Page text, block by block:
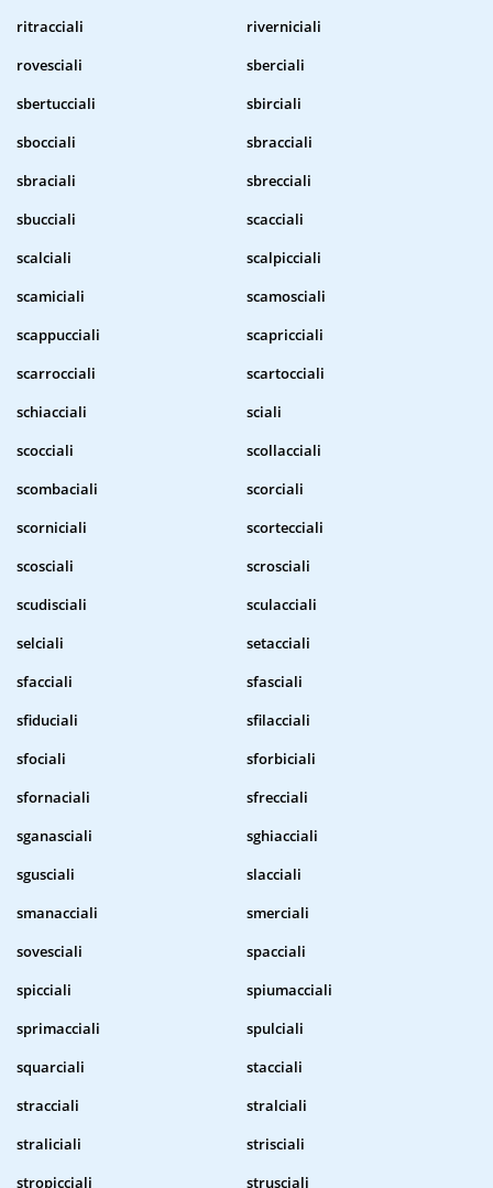
ritracciali
riverniciali
rovesciali
sberciali
sbertucciali
sbirciali
sbocciali
sbracciali
sbraciali
sbrecciali
sbucciali
scacciali
scalciali
scalpicciali
scamiciali
scamosciali
scappucciali
scapricciali
scarrocciali
scartocciali
schiacciali
sciali
scocciali
scollacciali
scombaciali
scorciali
scorniciali
scortecciali
scosciali
scrosciali
scudisciali
sculacciali
selciali
setacciali
sfacciali
sfasciali
sfiduciali
sfilacciali
sfociali
sforbiciali
sfornaciali
sfrecciali
sganasciali
sghiacciali
sgusciali
slacciali
smanacciali
smerciali
sovesciali
spacciali
spicciali
spiumacciali
sprimacciali
spulciali
squarciali
stacciali
stracciali
stralciali
straliciali
strisciali
stropicciali
strusciali